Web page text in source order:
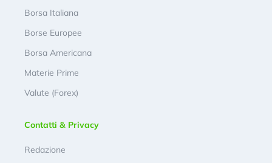
Borsa Italiana
Borse Europee
Borsa Americana
Materie Prime
Valute (Forex)
Contatti & Privacy
Redazione